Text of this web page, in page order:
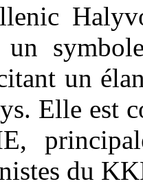
un
un
Elle est
du